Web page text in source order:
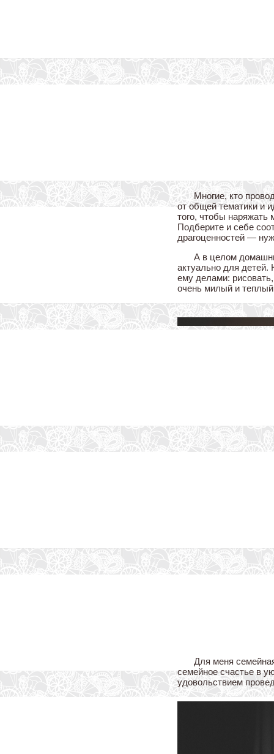
Многие, кто
от общей тематики и
того, чтобы наряжать
Подберите и себе
драгоценностей —
А в целом
актуально для детей.
ему делами:
очень милый и теплый
Для меня
семейное счастье в
удовольствием